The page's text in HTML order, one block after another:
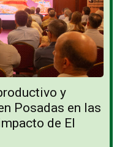
y
Posadas en las
de El